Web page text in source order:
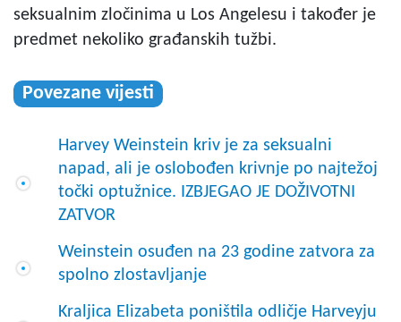
seksualnim zločinima u Los Angelesu i također je
predmet nekoliko građanskih tužbi.
Povezane vijesti
Harvey Weinstein kriv je za seksualni
napad, ali je oslobođen krivnje po najtežoj
točki optužnice. IZBJEGAO JE DOŽIVOTNI
ZATVOR
Weinstein osuđen na 23 godine zatvora za
spolno zlostavljanje
Kraljica Elizabeta poništila odličje Harveyju